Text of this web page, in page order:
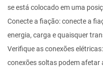
se está colocado em uma
Conecte a fiação: conecte a
energia, carga e quaisquer
Verifique as conexões
conexões soltas podem afetar